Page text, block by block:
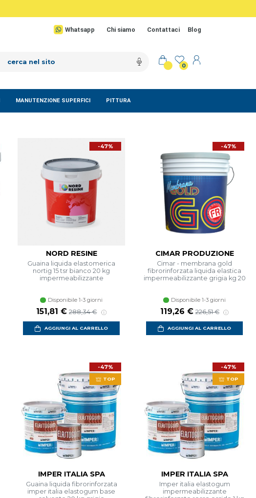
Whatsapp Chi siamo Contattaci Blog
0
MANUTENZIONE SUPERFICI PITTURA
-47%
NORD RESINE
Guaina liquida elastomerica
nortig 15 tsr bianco 20 kg
impermeabilizzante
Disponibile 1-3 giorni
Prezzo scontato
151,81 € Prezzo di listino
288,34 €
AGGIUNGI AL CARRELLO
-47%
CIMAR PRODUZIONE
Cimar - membrana gold
fibrorinforzata liquida elastica
impermeabilizzante grigia kg 20
Disponibile 1-3 giorni
Prezzo scontato
119,26 € Prezzo di listino
226,51 €
AGGIUNGI AL CARRELLO
-47%
TOP
IMPER ITALIA SPA
Guaina liquida fibrorinforzata
imper italia elastogum base
-47%
TOP
IMPER ITALIA SPA
Imper italia elastogum
impermeabilizzante